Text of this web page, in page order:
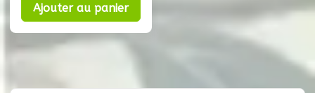
Ajouter au panier